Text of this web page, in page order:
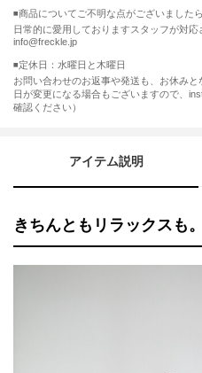
◾️商品についてご不明な点がございました
日常的に愛用しておりますスタッフが対応
info@freckle.jp
◾️定休日：水曜日と木曜日
お問い合わせのお返事や発送も、お休み
日が変更になる場合もございますので、
確認ください）
アイテム説明
きちんともリラックスも。